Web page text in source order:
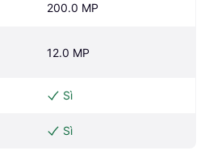
200.0 MP
12.0 MP
Sì
Sì